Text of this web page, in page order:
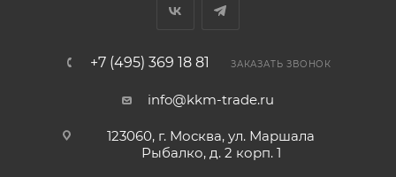
+7 (495) 369 18 81 ЗАКАЗАТЬ ЗВОНОК
info@kkm-trade.ru
123060, г. Москва, ул. Маршала
Рыбалко, д. 2 корп. 1